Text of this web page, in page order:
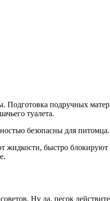
Подготовка подручных
туалета.
безопасны для питомца.
жидкости, быстро
Ну да, песок